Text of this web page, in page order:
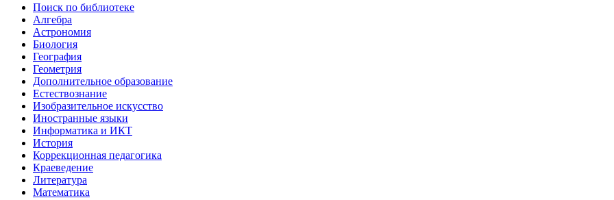
Поиск по библиотеке
Алгебра
Астрономия
Биология
География
Геометрия
Дополнительное образование
Естествознание
Изобразительное искусство
Иностранные языки
Информатика и ИКТ
История
Коррекционная педагогика
Краеведение
Литература
Математика